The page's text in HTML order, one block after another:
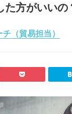
方がいいの
（貿易担当）